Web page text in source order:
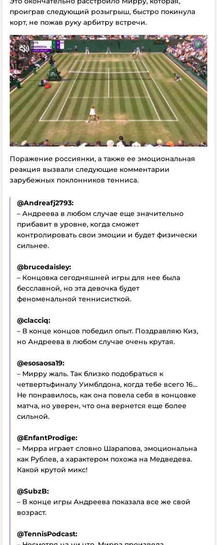
проиграв следующий розыгрыш, быстро покинула
корт, не пожав руку арбитру встречи.
Поражение россиянки, а также ее эмоциональная
реакция вызвали следующие комментарии
зарубежных поклонников тенниса.
@Andreafj2793:
– Андреева в любом случае еще значительно
прибавит в уровне, когда сможет
контролировать свои эмоции и будет физически
сильнее.
@brucedaisley:
– Концовка сегодняшней игры для нее была
бесславной, но эта девочка будет
феноменальной теннисисткой.
@clacciq:
– В конце концов победил опыт. Поздравляю Киз,
но Андреева в любом случае очень крутая.
@esosaosa19:
– Мирру жаль. Так близко подобраться к
четвертьфиналу Уимблдона, когда тебе всего 16…
Не понравилось, как она повела себя в концовке
матча, но уверен, что она вернется еще более
сильной.
@EnfantProdige:
– Мирра играет словно Шарапова, эмоциональна
как Рублев, а характером похожа на Медведева.
Какой крутой микс!
@SubzB:
– В конце игры Андреева показала все же свой
возраст.
@TennisPodcast: